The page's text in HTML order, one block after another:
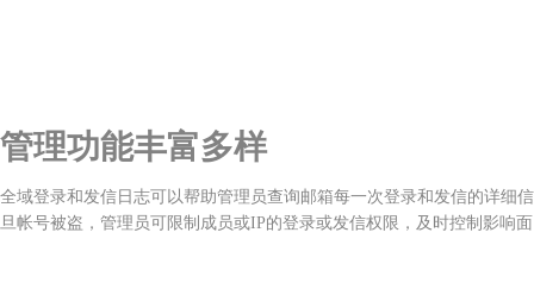
管理功能丰富多样
全域登录和发信日志可以帮助管理员查询邮箱每一次登录和发信的详细
旦帐号被盗，管理员可限制成员或IP的登录或发信权限，及时控制影响